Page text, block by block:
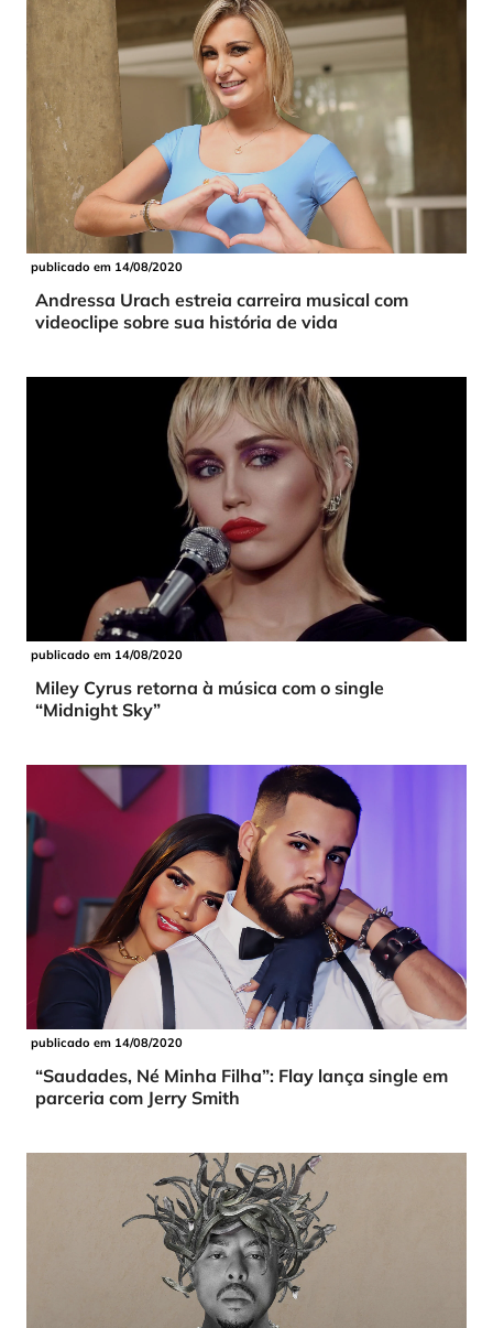
publicado em 14/08/2020
Andressa Urach estreia carreira musical com
videoclipe sobre sua história de vida
publicado em 14/08/2020
Miley Cyrus retorna à música com o single
“Midnight Sky”
publicado em 14/08/2020
“Saudades, Né Minha Filha”: Flay lança single em
parceria com Jerry Smith